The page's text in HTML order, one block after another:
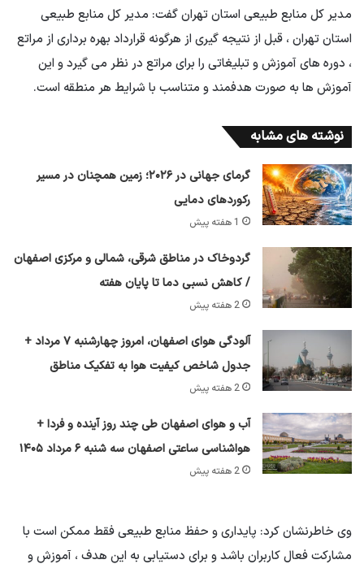
مدیر کل منابع طبیعی استان تهران گفت: مدیر کل منابع طبیعی
استان تهران ، قبل از نتیجه گیری از هرگونه قرارداد بهره برداری از مراتع
، دوره های آموزش و تبلیغاتی را برای مراتع در نظر می گیرد و این
آموزش ها به صورت هدفمند و متناسب با شرایط هر منطقه است.
نوشته های مشابه
گرمای جهانی در ۲۰۲۶؛ زمین همچنان در مسیر
رکوردهای دمایی
1 هفته پیش
گردوخاک در مناطق شرقی، شمالی و مرکزی اصفهان
/ کاهش نسبی دما تا پایان هفته
2 هفته پیش
آلودگی هوای اصفهان، امروز چهارشنبه ۷ مرداد +
جدول شاخص کیفیت هوا به تفکیک مناطق
2 هفته پیش
آب و هوای اصفهان طی چند روز آینده و فردا +
هواشناسی ساعتی اصفهان سه شنبه ۶ مرداد ۱۴۰۵
2 هفته پیش
وی خاطرنشان کرد: پایداری و حفظ منابع طبیعی فقط ممکن است با
مشارکت فعال کاربران باشد و برای دستیابی به این هدف ، آموزش و